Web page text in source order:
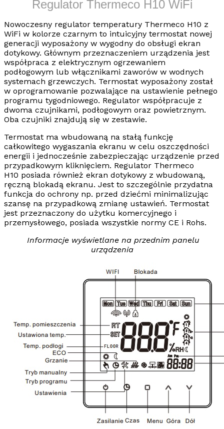
Regulator Thermeco H10 WiFi
Nowoczesny regulator temperatury Thermeco H10 z
WiFi w kolorze czarnym to intuicyjny termostat nowej
generacji wyposażony w wygodny do obsługi ekran
dotykowy. Głównym przeznaczeniem urządzenia jest
współpraca z elektrycznym ogrzewaniem
podłogowym lub włącznikami zaworów w wodnych
systemach grzewczych. Termostat wyposażony został
w oprogramowanie pozwalające na ustawienie pełnego
programu tygodniowego. Regulator współpracuje z
dwoma czujnikami, podłogowym oraz powietrznym.
Oba czujniki znajdują się w zestawie.
Termostat ma wbudowaną na stałą funkcję
całkowitego wygaszania ekranu w celu oszczędności
energii i jednocześnie zabezpieczając urządzenie przed
przypadkowym kliknięciem. Regulator Thermeco
H10 posiada również ekran dotykowy z wbudowaną,
ręczną blokadą ekranu. Jest to szczególnie przydatna
funkcja do ochrony np. przed dziećmi minimalizując
szansę na przypadkową zmianę ustawień. Termostat
jest przeznaczony do użytku komercyjnego i
przemysłowego, posiada wszystkie normy CE i Rohs.
Informacje wyświetlane na przednim panelu
urządzenia